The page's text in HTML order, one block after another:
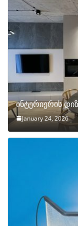
ინტერიერის
January 24, 2026